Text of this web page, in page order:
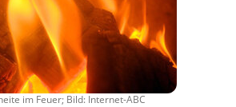
im Feuer; Bild: Internet-ABC